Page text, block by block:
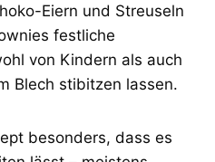
Eiern und Streuseln
festliche
von Kindern als auch
Blech stibitzen lassen.
besonders, dass es